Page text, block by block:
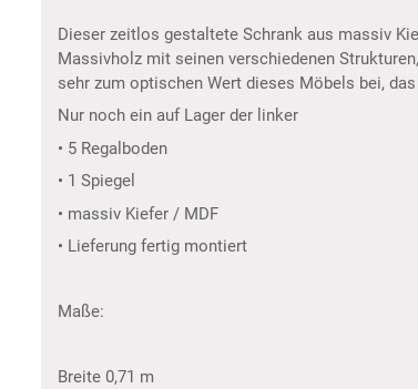
Dieser zeitlos gestaltete Schrank aus massiv
Massivholz mit seinen verschiedenen
sehr zum optischen Wert dieses Möbels bei,
Nur noch ein auf Lager der linker
• 5 Regalboden
• 1 Spiegel
• massiv Kiefer / MDF
• Lieferung fertig montiert
Maße:
Breite 0,71 m